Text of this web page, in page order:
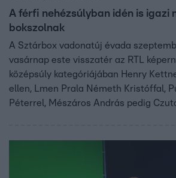
A férfi nehézsúlyban idén is igazi
bokszolnak
A Sztárbox vadonatúj évada
vasárnap este visszatér az RTL
középsúly kategóriájában Henry
ellen, Lmen Prala Németh Kristóffal,
Péterrel, Mészáros András pedig